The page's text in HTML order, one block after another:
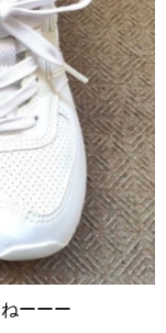
ーーー